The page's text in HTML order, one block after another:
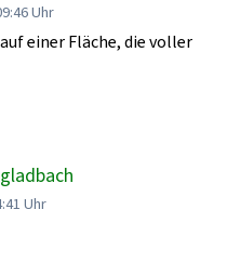
Uhr
einer Fläche, die voller
Uhr